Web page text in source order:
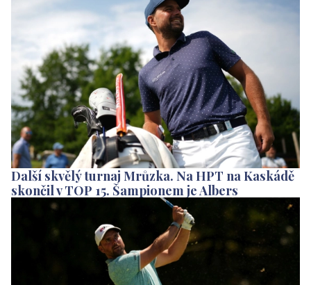
Další skvělý turnaj Mrůzka. Na HPT na Kaskádě
skončil v TOP 15. Šampionem je Albers